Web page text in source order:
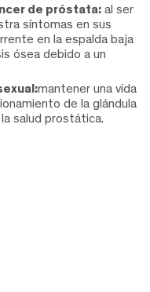
de próstata: al ser
síntomas en sus
en la espalda baja
ósea debido a un
mantener una vida
de la glándula
salud prostática.